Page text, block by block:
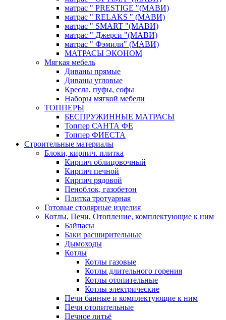
матрас " PRESTIGE "(МАВИ)
матрас " RELAKS " (МАВИ)
матрас " SMART "(МАВИ)
матрас " Джерси "(МАВИ)
матрас " Фэмили" (МАВИ)
МАТРАСЫ ЭКОНОМ
Мягкая мебель
Диваны прямые
Диваны угловые
Кресла, пуфы, софы
Наборы мягкой мебели
ТОППЕРЫ
БЕСПРУЖИННЫЕ МАТРАСЫ
Топпер САНТА ФЕ
Топпер ФИЕСТА
Строительные материалы
Блоки, кирпич. плитка
Кирпич облицовочный
Кирпич печной
Кирпич рядовой
Пеноблок, газобетон
Плитка тротуарная
Готовые столярные изделия
Котлы, Печи, Отопление, комплектующие к ним
Байпасы
Баки расширительные
Дымоходы
Котлы
Котлы газовые
Котлы длительного горения
Котлы отопительные
Котлы электрические
Печи банные и комплектующие к ним
Печи отопительные
Печное литьё